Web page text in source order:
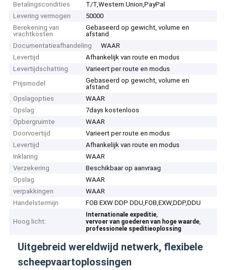
Betalingscondities
T/T,Western Union,PayPal
Levering vermogen
50000
Berekening van
vrachtkosten
Gebaseerd op gewicht, volume en
afstand
Documentatieafhandeling
WAAR
Levertijd
Afhankelijk van route en modus
Levertijdschatting
Varieert per route en modus
Prijsmodel
Gebaseerd op gewicht, volume en
afstand
Opslagopties
WAAR
Opslag
7days kostenloos
Opbergruimte
WAAR
Doorvoertijd
Varieert per route en modus
Levertijd
Afhankelijk van route en modus
Inklaring
WAAR
Verzekering
Beschikbaar op aanvraag
Opslag
WAAR
verpakkingen
WAAR
Handelstermijn
FOB EXW DDP DDU,FOB,EXW,DDP,DDU
Hoog licht:
Internationale expeditie,
vervoer van goederen van hoge waarde,
professionele speditieoplossing
Uitgebreid wereldwijd netwerk, flexibele
scheepvaartoplossingen